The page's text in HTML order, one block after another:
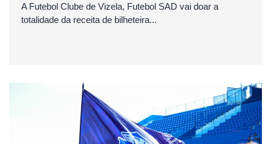
A Futebol Clube de Vizela, Futebol SAD vai doar a
totalidade da receita de bilheteira...